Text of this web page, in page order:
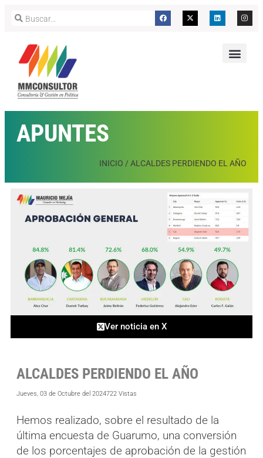
APUNTES
INICIO / ALCALDES PERDIENDO EL AÑO
Ver noticia en X
ALCALDES PERDIENDO EL AÑO
Jueves, 03 de Octubre del 2024722 Vistas
Hemos realizado, sobre el resultado de la
última encuesta de Guarumo, una conversión
de los porcentajes de aprobación de la gestión